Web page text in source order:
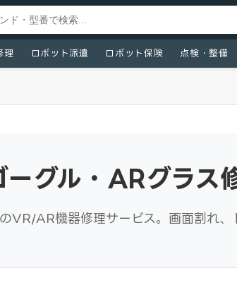
理 ロボット派遣 ロボット保険 点検・整備
グル・ARグラス
AR機器修理サービス。画面割れ、